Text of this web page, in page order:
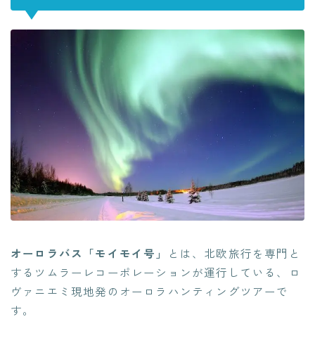
オーロラバス「モイモイ号」
とは、北欧旅行を専門と
するツムラーレコーポレーションが運行している、ロ
ヴァニエミ現地発のオーロラハンティングツアーで
す。